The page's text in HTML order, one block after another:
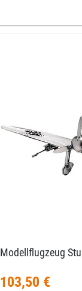
Modellflugzeug
103,50 €